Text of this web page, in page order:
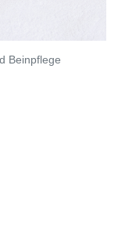
Beinpflege